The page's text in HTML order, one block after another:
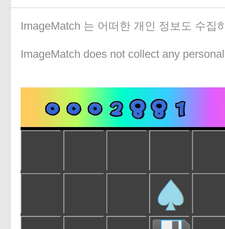
ImageMatch 는 어떠한 개인 정보도 수집
ImageMatch does not collect any